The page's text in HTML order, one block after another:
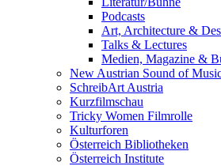
Podcasts
Art, Architecture &
Talks & Lectures
Medien, Magazine &
New Austrian Sound of
SchreibArt Austria
Kurzfilmschau
Tricky Women Filmrolle
Kulturforen
Österreich Bibliotheken
Österreich Institute